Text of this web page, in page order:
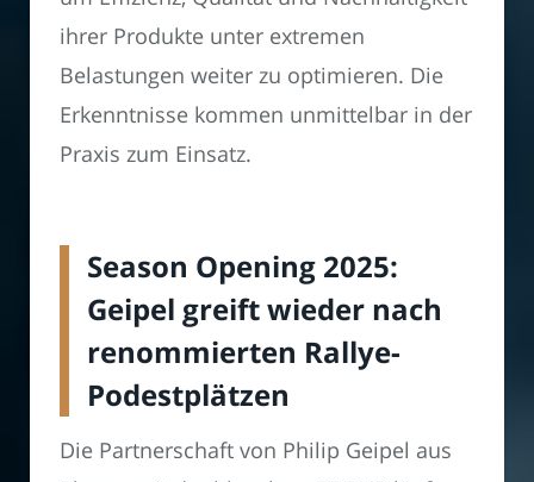
ihrer Produkte unter extremen
Belastungen weiter zu optimieren. Die
Erkenntnisse kommen unmittelbar in der
Praxis zum Einsatz.
Season Opening 2025:
Geipel greift wieder nach
renommierten Rallye-
Podestplätzen
Die Partnerschaft von Philip Geipel aus